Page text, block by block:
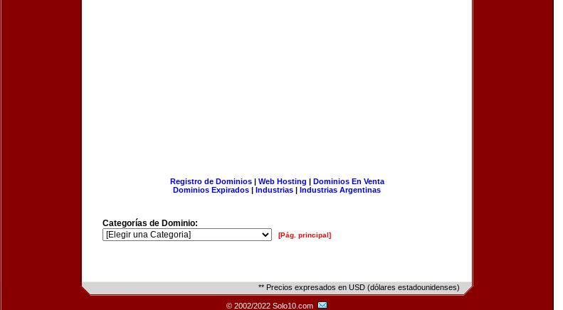
Registro de Dominios| Web Hosting | Dominios En Venta
Dominios Expirados | Industrias | Industrias Argentinas
Categorías de Dominio:
[Pág. principal]
** Precios expresados en USD (dólares estadounidenses)
© 2002/2022 Solo10.com